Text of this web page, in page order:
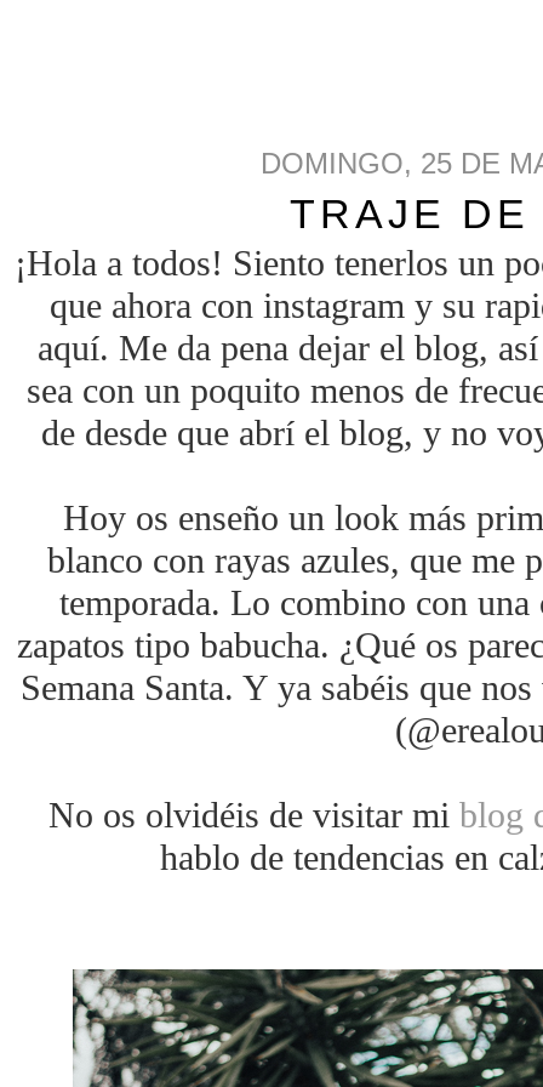
DOMINGO, 25 DE
TRAJE DE
¡Hola a todos! Siento tenerlos un
que ahora con instagram y su
aquí. Me da pena dejar el blog,
sea con un poquito menos de
de desde que abrí el blog, y no
Hoy os enseño un look más
blanco con rayas azules, que me
temporada. Lo combino con una
zapatos tipo babucha. ¿Qué os
Semana Santa. Y ya sabéis que
No os olvidéis de visitar mi blog
hablo de tendencias en